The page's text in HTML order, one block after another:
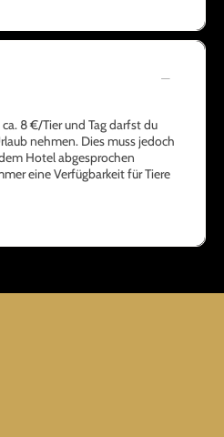
8 €/Tier und Tag darfst du
nehmen. Dies muss jedoch
Hotel abgesprochen
eine Verfügbarkeit für Tiere